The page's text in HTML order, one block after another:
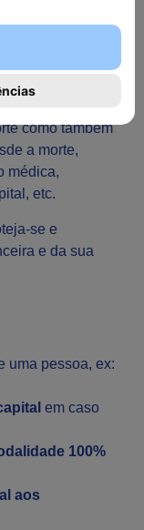
como também
a morte,
médica,
etc.
se e
e da sua
uma pessoa, ex:
em caso
100%
aos